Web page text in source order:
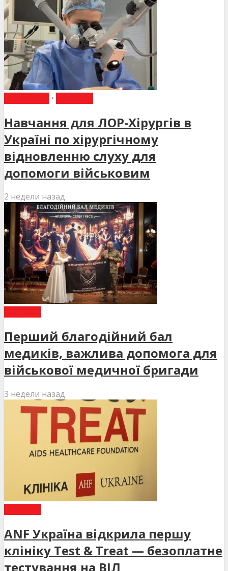
•
Навчання для ЛОР-Хірургів в
Україні по хірургічному
відновленню слуху для
допомоги військовим
2 недели назад
Перший благодійний бал
медиків, важлива допомога для
військової медичної бригади
3 недели назад
ANF Україна відкрила першу
клініку Test & Treat — безоплатне
тестування на ВІЛ